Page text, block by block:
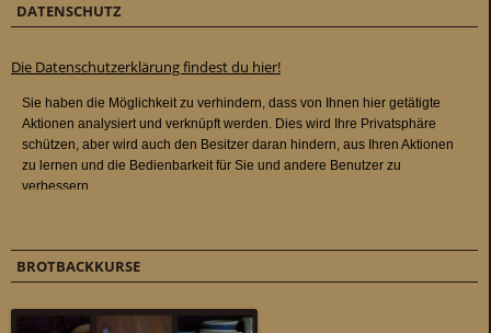
DATENSCHUTZ
Die Datenschutzerklärung findest du hier!
BROTBACKKURSE